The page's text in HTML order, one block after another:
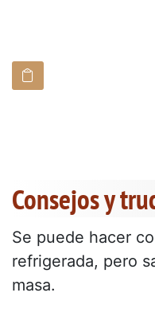
Consejos y
Se puede hacer
refrigerada, pero
masa.